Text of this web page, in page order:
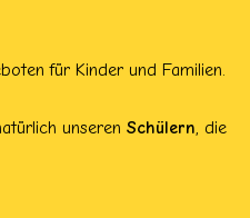
für Kinder und Familien.
unseren Schülern, die